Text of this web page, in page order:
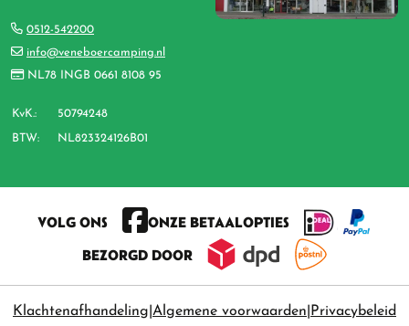
0512-542200
info@veneboercamping.nl
NL78 INGB 0661 8108 95
KvK.: 50794248
BTW: NL823324126B01
VOLG ONS
ONZE BETAALOPTIES
BEZORGD DOOR
Klachtenafhandeling Algemene voorwaarden Privacybeleid